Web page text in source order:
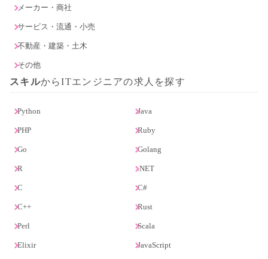
メーカー・商社
サービス・流通・小売
不動産・建築・土木
その他
スキルからITエンジニアの求人を探す
Python Java
PHP Ruby
Go Golang
R .NET
C C#
C++ Rust
Perl Scala
Elixir JavaScript